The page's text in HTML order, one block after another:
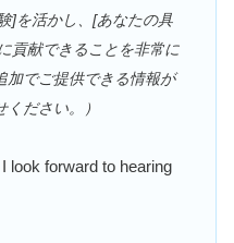
]を活かし、[あなたの具
貢献できることを非常に
加でご提供できる情報が
ださい。）
look forward to hearing